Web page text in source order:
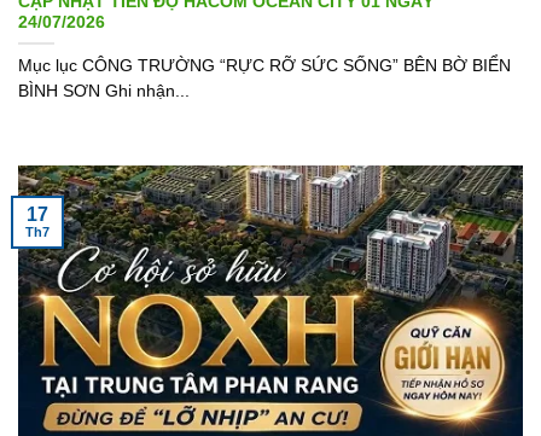
24/07/2026
Mục lục CÔNG TRƯỜNG “RỰC RỠ SỨC SỐNG” BÊN BỜ BIỂN
BÌNH SƠN Ghi nhận...
17
Th7